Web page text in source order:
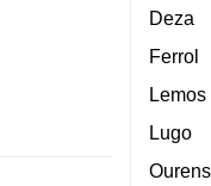
Deza
Ferrol
Lemos
Lugo